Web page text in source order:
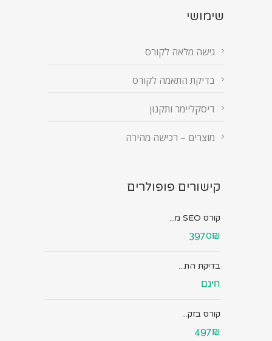
שימושי
גישה מלאה לקורס
בדיקת התאמה לקורס
דיסקליימר ותקנון
מוצרים – רכישה מהירה
קישורים פופולרים
קורס SEO מ...
3970₪
בדיקת הת...
חינם
קורס בזק...
497₪